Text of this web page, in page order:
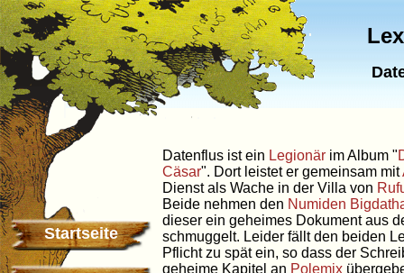
Startseite
Datenflus ist ein Legionär im Album "
Cäsar". Dort leistet er gemeinsam mit
Dienst als Wache in der Villa von
Beide nehmen den Numiden
dieser ein geheimes Dokument aus
schmuggelt. Leider fällt den beiden
Pflicht zu spät ein, so dass der
geheime Kapitel an Polemix